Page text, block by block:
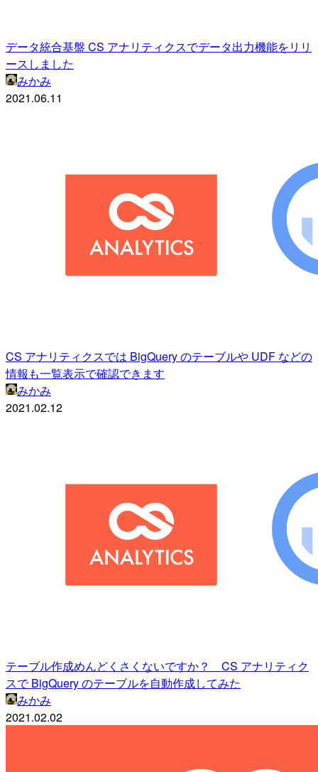
データ統合基盤 CS アナリティクスでデータ出力機能をリリ
ースしました
みかみ
2021.06.11
CS アナリティクスでは BigQuery のテーブルや UDF などの
情報も一覧表示で確認できます
みかみ
2021.02.12
テーブル作成めんどくさくないですか？ CS アナリティク
スで BigQuery のテーブルを自動作成してみた
みかみ
2021.02.02